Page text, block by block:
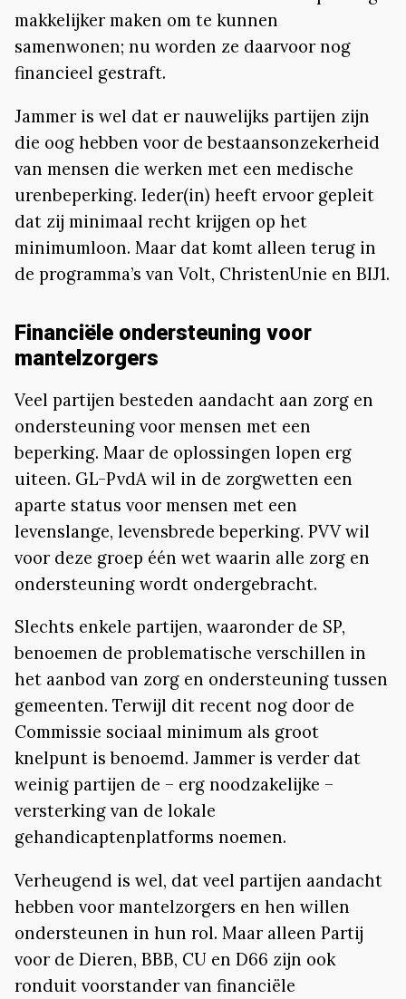
makkelijker maken om te kunnen
samenwonen; nu worden ze daarvoor nog
financieel gestraft.
Jammer is wel dat er nauwelijks partijen zijn
die oog hebben voor de bestaansonzekerheid
van mensen die werken met een medische
urenbeperking. Ieder(in) heeft ervoor gepleit
dat zij minimaal recht krijgen op het
minimumloon. Maar dat komt alleen terug in
de programma’s van Volt, ChristenUnie en BIJ1.
Financiële ondersteuning voor
mantelzorgers
Veel partijen besteden aandacht aan zorg en
ondersteuning voor mensen met een
beperking. Maar de oplossingen lopen erg
uiteen. GL-PvdA wil in de zorgwetten een
aparte status voor mensen met een
levenslange, levensbrede beperking. PVV wil
voor deze groep één wet waarin alle zorg en
ondersteuning wordt ondergebracht.
Slechts enkele partijen, waaronder de SP,
benoemen de problematische verschillen in
het aanbod van zorg en ondersteuning tussen
gemeenten. Terwijl dit recent nog door de
Commissie sociaal minimum als groot
knelpunt is benoemd. Jammer is verder dat
weinig partijen de – erg noodzakelijke –
versterking van de lokale
gehandicaptenplatforms noemen.
Verheugend is wel, dat veel partijen aandacht
hebben voor mantelzorgers en hen willen
ondersteunen in hun rol. Maar alleen Partij
voor de Dieren, BBB, CU en D66 zijn ook
ronduit voorstander van financiële